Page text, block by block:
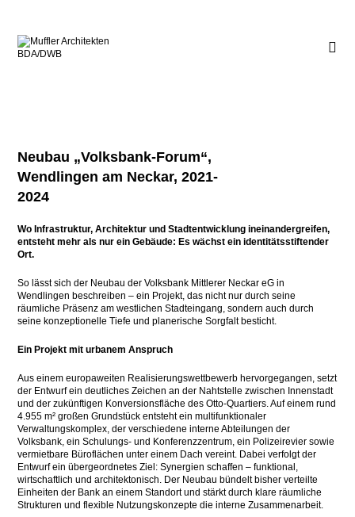
Neubau „Volksbank-Forum“,
Wendlingen am Neckar, 2021-
2024
Wo Infrastruktur, Architektur und Stadtentwicklung ineinandergreifen,
entsteht mehr als nur ein Gebäude: Es wächst ein identitätsstiftender
Ort.
So lässt sich der Neubau der Volksbank Mittlerer Neckar eG in
Wendlingen beschreiben – ein Projekt, das nicht nur durch seine
räumliche Präsenz am westlichen Stadteingang, sondern auch durch
seine konzeptionelle Tiefe und planerische Sorgfalt besticht.
Ein Projekt mit urbanem Anspruch
Aus einem europaweiten Realisierungswettbewerb hervorgegangen, setzt
der Entwurf ein deutliches Zeichen an der Nahtstelle zwischen Innenstadt
und der zukünftigen Konversionsfläche des Otto-Quartiers. Auf einem rund
4.955 m² großen Grundstück entsteht ein multifunktionaler
Verwaltungskomplex, der verschiedene interne Abteilungen der
Volksbank, ein Schulungs- und Konferenzzentrum, ein Polizeirevier sowie
vermietbare Büroflächen unter einem Dach vereint. Dabei verfolgt der
Entwurf ein übergeordnetes Ziel: Synergien schaffen – funktional,
wirtschaftlich und architektonisch. Der Neubau bündelt bisher verteilte
Einheiten der Bank an einem Standort und stärkt durch klare räumliche
Strukturen und flexible Nutzungskonzepte die interne Zusammenarbeit.